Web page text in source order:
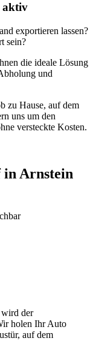
aktiv
exportieren lassen?
sein?
die ideale Lösung
und
zu Hause, auf dem
uns um den
versteckte Kosten.
in Arnstein
der
holen Ihr Auto
auf dem